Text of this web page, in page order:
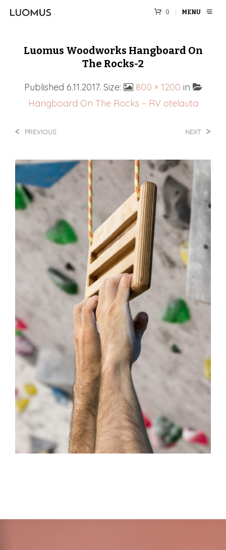
0 MENU
Luomus Woodworks Hangboard On
The Rocks-2
Published 6.11.2017. Size: 800 × 1200 in
Hangboard On The Rocks – RV otelauta
< PREVIOUS NEXT >